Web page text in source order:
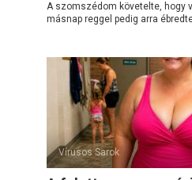
A szomszédom követelte, hogy
másnap reggel pedig arra
Vírusos Sarok